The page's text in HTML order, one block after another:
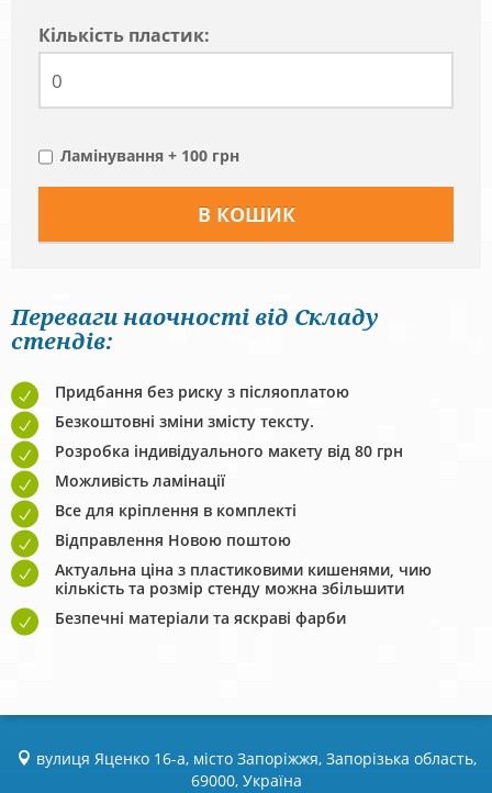
Кiлькiсть пластик:
Ламінування + 100 грн
Переваги наочності від Складу
стендів:
Придбання без риску з післяоплатою
Безкоштовні зміни змісту тексту.
Розробка індивідуального макету від 80 грн
Можливість ламінації
Все для кріплення в комплекті
Відправлення Новою поштою
Актуальна ціна з пластиковими кишенями, чию
кількість та розмір стенду можна збільшити
Безпечні матеріали та яскраві фарби
вулиця Яценко 16-а, місто Запоріжжя, Запорізька область,
69000, Україна